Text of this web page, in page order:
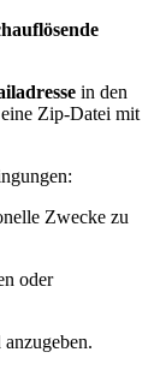
in den
Zip-Datei mit
Zwecke zu
oder